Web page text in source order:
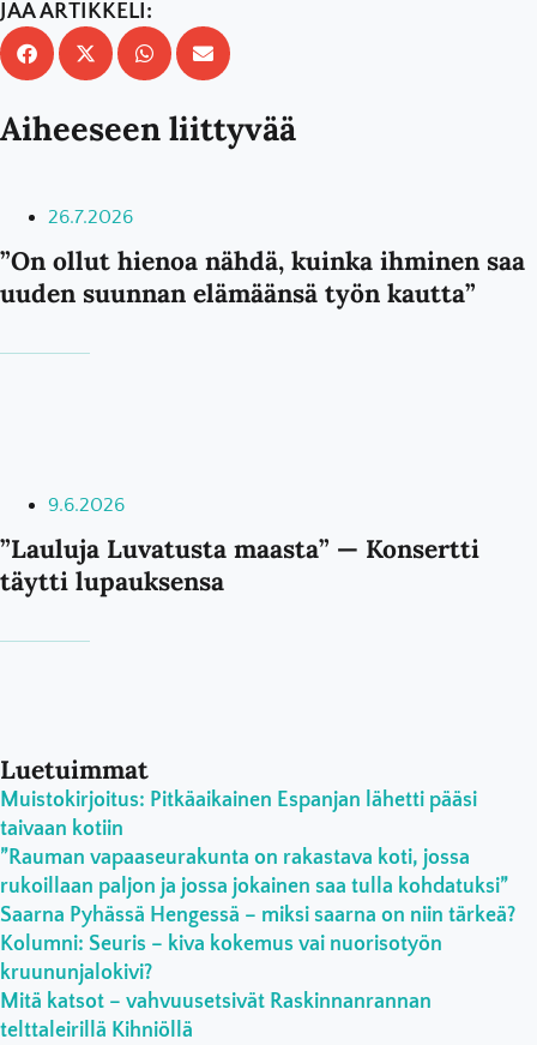
JAA ARTIKKELI:
Aiheeseen liittyvää
26.7.2026
”On ollut hienoa nähdä, kuinka ihminen saa
uuden suunnan elämäänsä työn kautta”
9.6.2026
”Lauluja Luvatusta maasta” — Konsertti
täytti lupauksensa
Luetuimmat
Muistokirjoitus: Pitkäaikainen Espanjan lähetti pääsi
taivaan kotiin
”Rauman vapaaseurakunta on rakastava koti, jossa
rukoillaan paljon ja jossa jokainen saa tulla kohdatuksi”
Saarna Pyhässä Hengessä – miksi saarna on niin tärkeä?
Kolumni: Seuris – kiva kokemus vai nuorisotyön
kruununjalokivi?
Mitä katsot – vahvuusetsivät Raskinnanrannan
telttaleirillä Kihniöllä